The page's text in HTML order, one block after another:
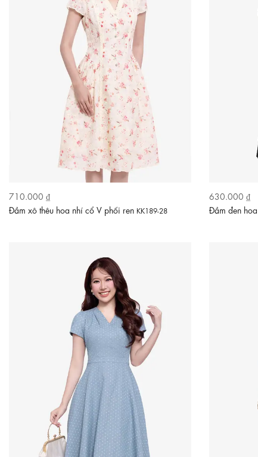
710.000 ₫
Đầm xô thêu hoa nhí cổ V phối ren KK189-28
630.000 ₫
Đầm đen